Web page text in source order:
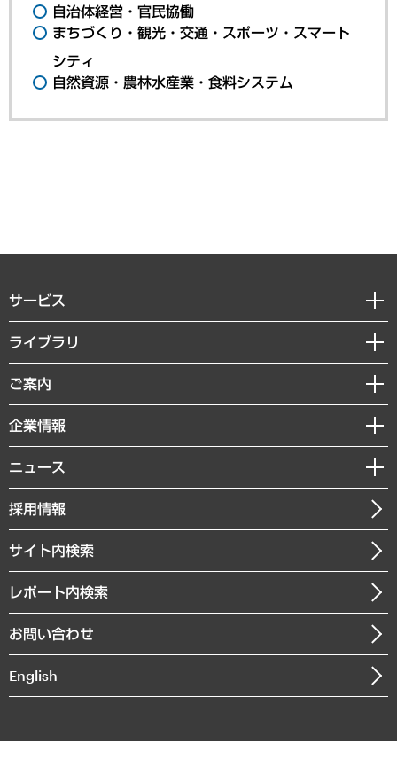
自治体経営・官民協働
まちづくり・観光・交通・スポーツ・スマート
シティ
自然資源・農林水産業・食料システム
サービス
経営戦略
組織・人事戦略
デジタルイノベーション
共生・ダイバーシティ
GRC（ガバナンス・リスク・コンプライアンス）・防災（政策）
経済・産業・雇用・労働
まちづくり・観光・交通・スポーツ・スマートシティ
自然資源・農林水産業・食料システム
ライブラリ
経済調査
レポート
コラム
経営用語集
受託・受注実績（官公庁関連）
メディア掲載・出演
ご案内
セミナー・イベント情報
MUFGビジネスセミナー
受託案件情報
企業情報
私たちの想い
社長メッセージ
会社概要
沿革
組織図・本部部室紹介
インドネシア現地法人
個人情報保護方針
ニュース
ニュースリリース
お知らせ
採用情報
サイト内検索
レポート内検索
お問い合わせ
English